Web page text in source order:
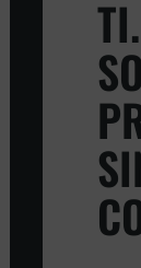
TI.